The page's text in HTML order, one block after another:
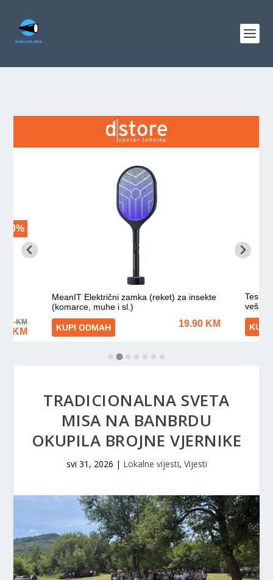
TRADICIONALNA SVETA
MISA NA BANBRDU
OKUPILA BROJNE VJERNIKE
svi 31, 2026 | Lokalne vijesti, Vijesti